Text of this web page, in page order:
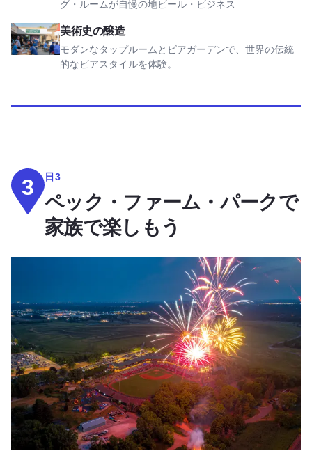
グ・ルームが自慢の地ビール・ビジネス
美術史の醸造
モダンなタップルームとビアガーデンで、世界の伝統
的なビアスタイルを体験。
美術史の醸造を見る
3 日3
ペック・ファーム・パークで
家族で楽しもう